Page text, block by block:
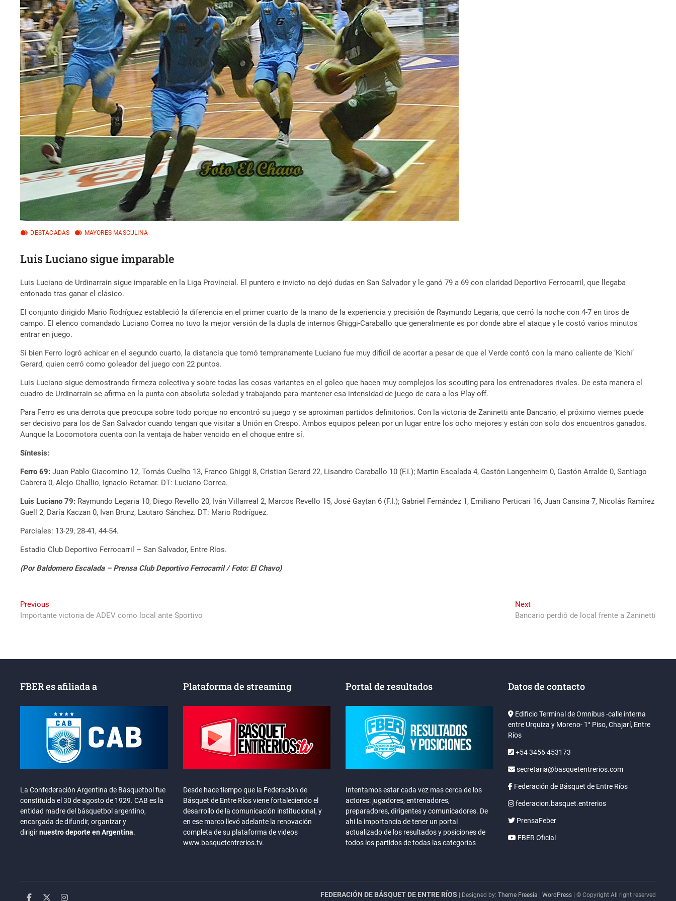
DESTACADAS MAYORES MASCULINA
Luis Luciano sigue imparable
Luis Luciano de Urdinarrain sigue imparable en la Liga Provincial. El puntero e invicto no dejó dudas en San Salvador y le ganó 79 a 69 con claridad Deportivo Ferrocarril, que llegaba
entonado tras ganar el clásico.
El conjunto dirigido Mario Rodríguez estableció la diferencia en el primer cuarto de la mano de la experiencia y precisión de Raymundo Legaria, que cerró la noche con 4-7 en tiros de
campo. El elenco comandado Luciano Correa no tuvo la mejor versión de la dupla de internos Ghiggi-Caraballo que generalmente es por donde abre el ataque y le costó varios minutos
entrar en juego.
Si bien Ferro logró achicar en el segundo cuarto, la distancia que tomó tempranamente Luciano fue muy difícil de acortar a pesar de que el Verde contó con la mano caliente de ‘Kichi’
Gerard, quien cerró como goleador del juego con 22 puntos.
Luis Luciano sigue demostrando firmeza colectiva y sobre todas las cosas variantes en el goleo que hacen muy complejos los scouting para los entrenadores rivales. De esta manera el
cuadro de Urdinarrain se afirma en la punta con absoluta soledad y trabajando para mantener esa intensidad de juego de cara a los Play-off.
Para Ferro es una derrota que preocupa sobre todo porque no encontró su juego y se aproximan partidos definitorios. Con la victoria de Zaninetti ante Bancario, el próximo viernes puede
ser decisivo para los de San Salvador cuando tengan que visitar a Unión en Crespo. Ambos equipos pelean por un lugar entre los ocho mejores y están con solo dos encuentros ganados.
Aunque la Locomotora cuenta con la ventaja de haber vencido en el choque entre sí.
Síntesis:
Ferro 69:Juan Pablo Giacomino 12, Tomás Cuelho 13, Franco Ghiggi 8, Cristian Gerard 22, Lisandro Caraballo 10 (F.I.); Martin Escalada 4, Gastón Langenheim 0, Gastón Arralde 0, Santiago
Cabrera 0, Alejo Challio, Ignacio Retamar. DT: Luciano Correa.
Luis Luciano 79: Raymundo Legaria 10, Diego Revello 20, Iván Villarreal 2, Marcos Revello 15, José Gaytan 6 (F.I.); Gabriel Fernández 1, Emiliano Perticari 16, Juan Cansina 7, Nicolás Ramírez
Guell 2, Daría Kaczan 0, Ivan Brunz, Lautaro Sánchez. DT: Mario Rodríguez.
Parciales: 13-29, 28-41, 44-54.
Estadio Club Deportivo Ferrocarril – San Salvador, Entre Ríos.
(Por Baldomero Escalada – Prensa Club Deportivo Ferrocarril / Foto: El Chavo)
Navegación
de
Previous
post:
Importante victoria de ADEV como local ante Sportivo
NextNext
post:
Bancario perdió de local frente a Zaninetti
FBER es afiliada a
La Confederación Argentina de Básquetbol fue
constituida el 30 de agosto de 1929. CAB es la
entidad madre del básquetbol argentino,
encargada de difundir, organizar y
dirigirnuestro deporte en Argentina.
Plataforma de streaming
Desde hace tiempo que la Federación de
Básquet de Entre Ríos viene fortaleciendo el
desarrollo de la comunicación institucional, y
en ese marco llevó adelante la renovación
completa de su plataforma de videos
www.basquetentrerios.tv.
Portal de resultados
Intentamos estar cada vez mas cerca de los
actores: jugadores, entrenadores,
preparadores, dirigentes y comunicadores. De
ahi la importancia de tener un portal
actualizado de los resultados y posiciones de
todos los partidos de todas las categorías
Datos de contacto
Edificio Terminal de Omnibus -calle interna
entre Urquiza y Moreno- 1° Piso, Chajarí, Entre
Ríos
+54 3456 453173
secretaria@basquetentrerios.com
Federación de Básquet de Entre Ríos
federacion.basquet.entrerios
PrensaFeber
FBER Oficial
facebook
twitterinstagram FEDERACIÓN DE BÁSQUET DE ENTRE RÍOS | Designed by: Theme Freesia WordPress| © Copyright All right reserved